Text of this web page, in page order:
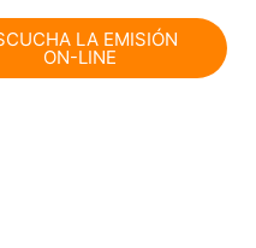
LA EMISIÓN
ON-LINE